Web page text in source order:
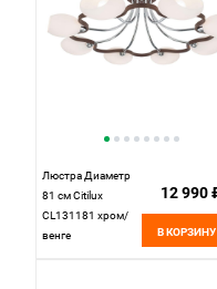
Люстра Диаметр
81 см Citilux
CL131181 хром/
венге
12 990
В КОРЗИНУ